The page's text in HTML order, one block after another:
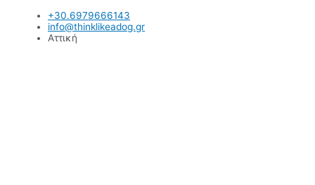
Μετάβαση
περιεχόμενο
+30.6979666143
info@thinklikeadog.gr
Αττική